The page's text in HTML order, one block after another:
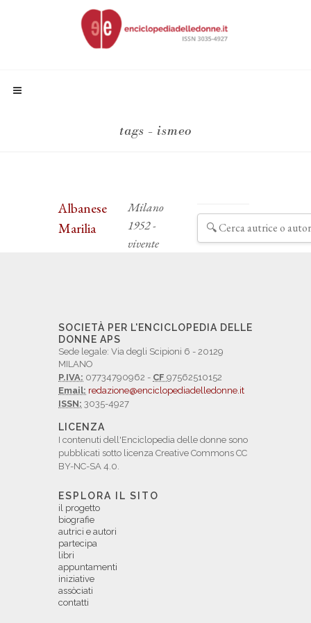
tags - ismeo
Albanese
Marilia
Milano
1952 -
vivente
SOCIETÀ PER L'ENCICLOPEDIA DELLE
DONNE APS
Sede legale: Via degli Scipioni 6 - 20129
MILANO
P.IVA: 07734790962 - CF 97562510152
Email: redazione@enciclopediadelledonne.it
ISSN: 3035-4927
LICENZA
I contenuti dell'Enciclopedia delle donne sono
pubblicati sotto licenza Creative Commons CC
BY-NC-SA 4.0.
ESPLORA IL SITO
il progetto
biografie
autrici e autori
partecipa
libri
appuntamenti
iniziative
assòciati
contatti